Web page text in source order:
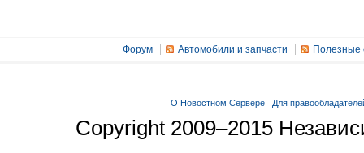
Форум Автомобили и запчасти Полезные
О Новостном Сервере Для
Copyright 2009–2015